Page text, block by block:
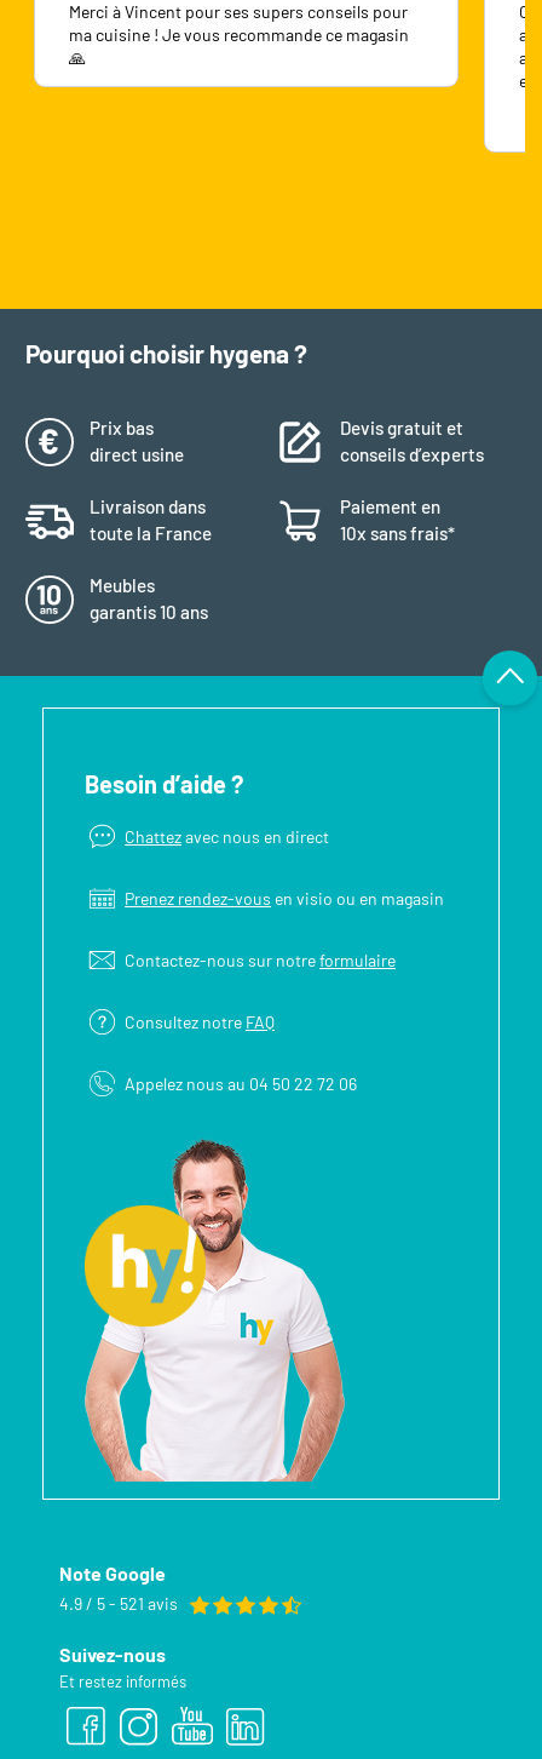
Merci à Vincent pour ses supers conseils pour
ma cuisine ! Je vous recommande ce magasin
🙏
Pourquoi choisir hygena ?
Prix bas
direct usine
Devis gratuit et
conseils d’experts
Livraison dans
toute la France
Paiement en
10x sans frais*
Meubles
garantis 10 ans
Besoin d’aide ?
Chattezavec nous en direct
Prenez rendez-vous en visio ou en magasin
Contactez-nous sur notreformulaire
Consultez notre FAQ
Appelez nous au 04 50 22 72 06
Note Google
4.9 / 5 - 521 avis
Suivez-nous
Et restez informés